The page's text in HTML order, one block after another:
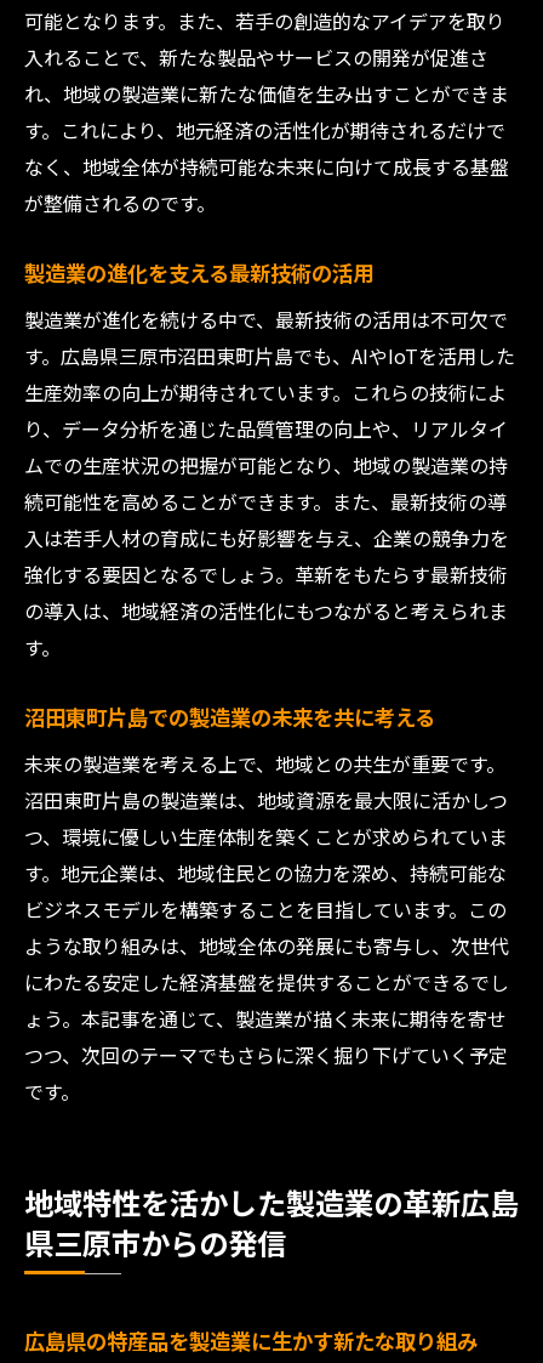
環境に優しい製造プロセスの確立
持続可能な成長を支えるビジネス戦略
地元資源を最大限に活用した製品開発
コミュニティと共存する企業の新たな姿勢
サプライチェーンの効率化による環境負荷
の軽減
持続可能な未来を築くための地域貢献
地域密着型の製造業がもたらす相乗効果
地元ネットワークの活用による地域成長
製造業による地域コミュニティとの協働
地域の特性を活かした長期的な成長計画
地域社会に役立つ製造業の取り組み
共生を目指す製造業と地域の未来像
革新を通じた製造業の地域貢献と若者への訴求
力
若者に訴える製造業の魅力的な挑戦
地域貢献による企業イメージの向上
次世代に届ける製造業の革新メッセージ
地域の若者を引き込む製造業の活動
製造業が提供する社会貢献プログラム
可能となります。また、若手の創造的なアイデアを取り
入れることで、新たな製品やサービスの開発が促進さ
れ、地域の製造業に新たな価値を生み出すことができま
す。これにより、地元経済の活性化が期待されるだけで
なく、地域全体が持続可能な未来に向けて成長する基盤
が整備されるのです。
製造業の進化を支える最新技術の活用
製造業が進化を続ける中で、最新技術の活用は不可欠で
す。広島県三原市沼田東町片島でも、AIやIoTを活用した
生産効率の向上が期待されています。これらの技術によ
り、データ分析を通じた品質管理の向上や、リアルタイ
ムでの生産状況の把握が可能となり、地域の製造業の持
続可能性を高めることができます。また、最新技術の導
入は若手人材の育成にも好影響を与え、企業の競争力を
強化する要因となるでしょう。革新をもたらす最新技術
の導入は、地域経済の活性化にもつながると考えられま
す。
沼田東町片島での製造業の未来を共に考える
未来の製造業を考える上で、地域との共生が重要です。
沼田東町片島の製造業は、地域資源を最大限に活かしつ
つ、環境に優しい生産体制を築くことが求められていま
す。地元企業は、地域住民との協力を深め、持続可能な
ビジネスモデルを構築することを目指しています。この
ような取り組みは、地域全体の発展にも寄与し、次世代
にわたる安定した経済基盤を提供することができるでし
ょう。本記事を通じて、製造業が描く未来に期待を寄せ
つつ、次回のテーマでもさらに深く掘り下げていく予定
です。
地域特性を活かした製造業の革新広島
県三原市からの発信
広島県の特産品を製造業に生かす新たな取り組み